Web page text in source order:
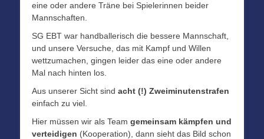
eine oder andere Träne bei Spielerinnen beider
Mannschaften.
SG EBT war handballerisch die bessere Mannschaft,
und unsere Versuche, das mit Kampf und Willen
wettzumachen, gingen leider das eine oder andere
Mal nach hinten los.
Aus unserer Sicht sind acht (!) Zweiminutenstrafen
einfach zu viel.
Hier müssen wir als Team gemeinsam kämpfen und
verteidigen (Kooperation), dann sieht das Bild schon